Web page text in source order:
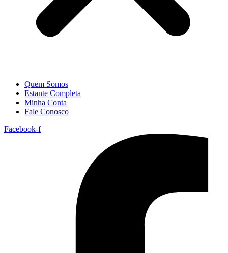
Quem Somos
Estante Completa
Minha Conta
Fale Conosco
Facebook-f